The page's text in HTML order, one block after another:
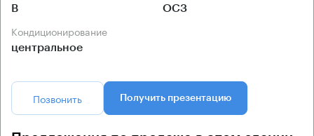
B ОСЗ
Кондиционирование
центральное
Позвонить Получить презентацию